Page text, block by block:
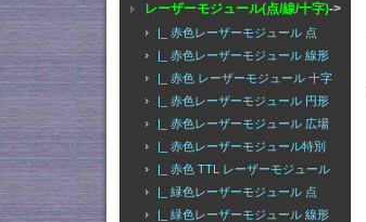
レーザーモジュール(点/線/十字)->
|_ 赤色レーザーモジュール 点
|_ 赤色レーザーモジュール 線形
|_ 赤色 レーザーモジュール 十字
|_ 赤色レーザーモジュール 円形
|_ 赤色レーザーモジュール 広場
|_ 赤色レーザーモジュール特別
|_ 赤色 TTL レーザーモジュール
|_ 緑色レーザーモジュール 点
|_ 緑色レーザーモジュール 線形